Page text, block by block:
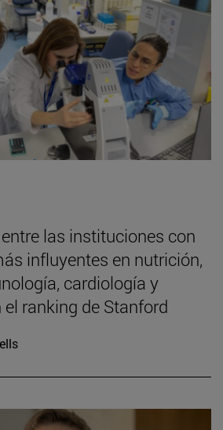
las instituciones con
influyentes en nutrición,
cardiología y
ranking de Stanford